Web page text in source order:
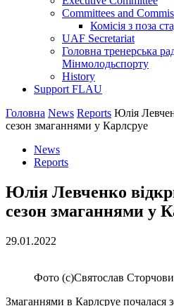
Committees and
Комісія з поза
UAF Secretariat
Головна тренерська
Мінмолодьспорту
History
Support FLAU
Головна News Reports Юлія
сезон змаганнями у Карлсруе
News
Reports
Юлія Левченко
сезон змаганнями у
29.01.2022
Фото (с)Святослав
Змаганнями в Карлсруе почалася